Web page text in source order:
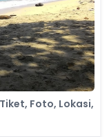
Foto, Lokasi,